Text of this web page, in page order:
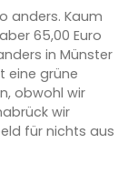
anders. Kaum
65,00 Euro
in Münster
eine grüne
obwohl wir
wir
für nichts aus